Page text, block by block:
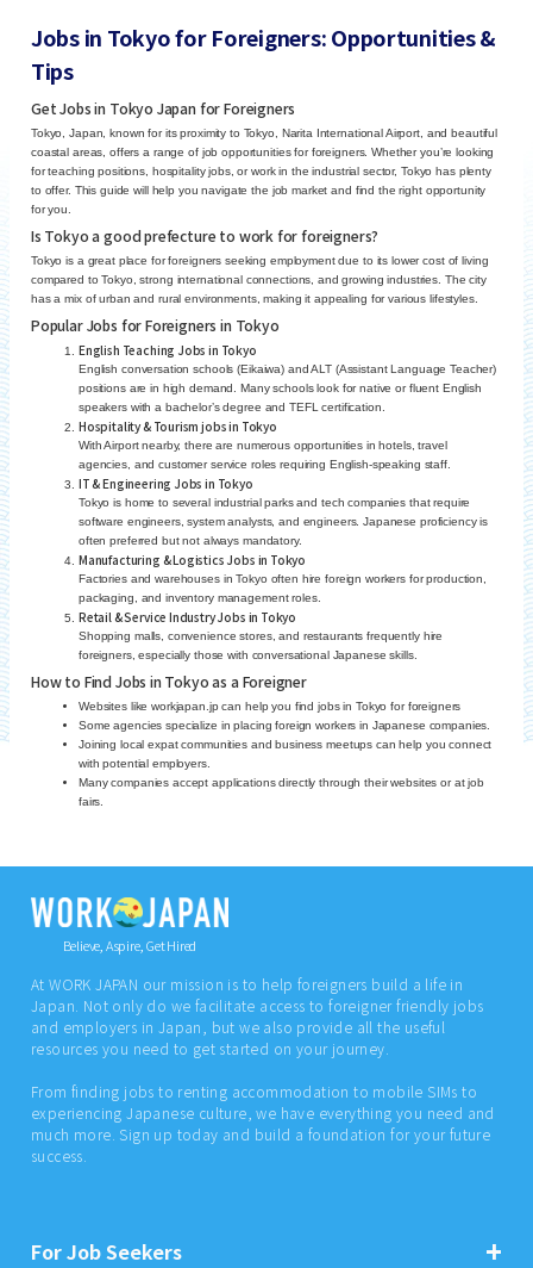
Jobs in Tokyo for Foreigners: Opportunities &
Tips
Get Jobs in Tokyo Japan for Foreigners
Tokyo, Japan, known for its proximity to Tokyo, Narita International Airport, and beautiful
coastal areas, offers a range of job opportunities for foreigners. Whether you’re looking
for teaching positions, hospitality jobs, or work in the industrial sector, Tokyo has plenty
to offer. This guide will help you navigate the job market and find the right opportunity
for you.
Is Tokyo a good prefecture to work for foreigners?
Tokyo is a great place for foreigners seeking employment due to its lower cost of living
compared to Tokyo, strong international connections, and growing industries. The city
has a mix of urban and rural environments, making it appealing for various lifestyles.
Popular Jobs for Foreigners in Tokyo
English Teaching Jobs in Tokyo
English conversation schools (Eikaiwa) and ALT (Assistant Language Teacher)
positions are in high demand. Many schools look for native or fluent English
speakers with a bachelor’s degree and TEFL certification.
Hospitality & Tourism jobs in Tokyo
With Airport nearby, there are numerous opportunities in hotels, travel
agencies, and customer service roles requiring English-speaking staff.
IT & Engineering Jobs in Tokyo
Tokyo is home to several industrial parks and tech companies that require
software engineers, system analysts, and engineers. Japanese proficiency is
often preferred but not always mandatory.
Manufacturing & Logistics Jobs in Tokyo
Factories and warehouses in Tokyo often hire foreign workers for production,
packaging, and inventory management roles.
Retail & Service Industry Jobs in Tokyo
Shopping malls, convenience stores, and restaurants frequently hire
foreigners, especially those with conversational Japanese skills.
How to Find Jobs in Tokyo as a Foreigner
Websites like workjapan.jp can help you find jobs in Tokyo for foreigners
Some agencies specialize in placing foreign workers in Japanese companies.
Joining local expat communities and business meetups can help you connect
with potential employers.
Many companies accept applications directly through their websites or at job
fairs.
Believe, Aspire, Get Hired
At WORK JAPAN our mission is to help foreigners build a life in
Japan. Not only do we facilitate access to foreigner friendly jobs
and employers in Japan, but we also provide all the useful
resources you need to get started on your journey.
From finding jobs to renting accommodation to mobile SIMs to
experiencing Japanese culture, we have everything you need and
much more. Sign up today and build a foundation for your future
success.
For Job Seekers